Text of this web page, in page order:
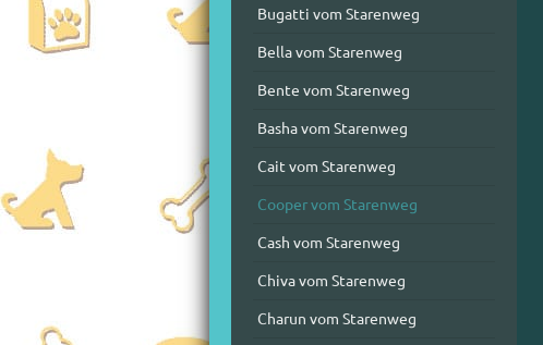
Bugatti vom Starenweg
Bella vom Starenweg
Bente vom Starenweg
Basha vom Starenweg
Cait vom Starenweg
Cooper vom Starenweg
Cash vom Starenweg
Chiva vom Starenweg
Charun vom Starenweg